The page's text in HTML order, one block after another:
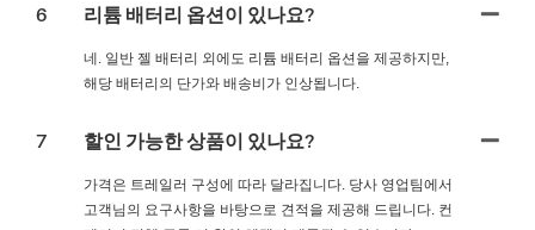
6 리튬 배터리 옵션이 있나요?
네. 일반 젤 배터리 외에도 리튬 배터리 옵션을 제공하지만,
해당 배터리의 단가와 배송비가 인상됩니다.
7 할인 가능한 상품이 있나요?
가격은 트레일러 구성에 따라 달라집니다. 당사 영업팀에서
고객님의 요구사항을 바탕으로 견적을 제공해 드립니다. 컨